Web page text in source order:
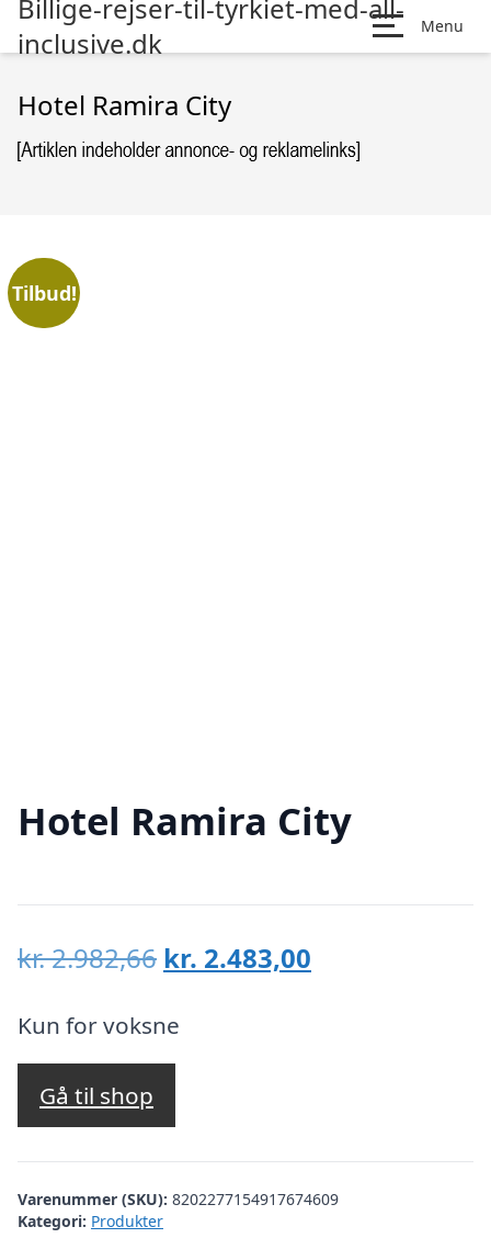
Billige-rejser-til-tyrkiet-med-all-
inclusive.dk
Menu
Hotel Ramira City
Tilbud!
Hotel Ramira City
kr.2.982,66 Den
pris
var:
kr. 2.483,00
Kun for voksne
Gå til shop
Varenummer (SKU): 8202277154917674609
Kategori: Produkter